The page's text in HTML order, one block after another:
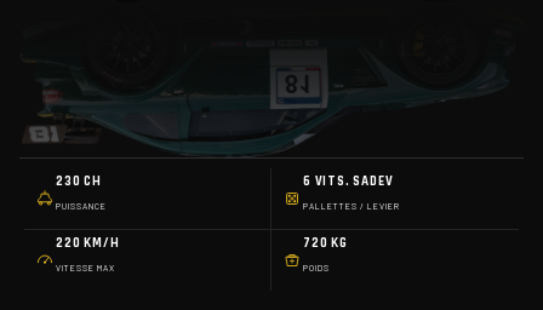
230 CH
PUISSANCE
6 VITS. SADEV
PALLETTES / LEVIER
220 KM/H
VITESSE MAX
720 KG
POIDS